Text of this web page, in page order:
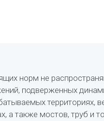
норм не
подверженных
территориях,
а также мостов, труб и